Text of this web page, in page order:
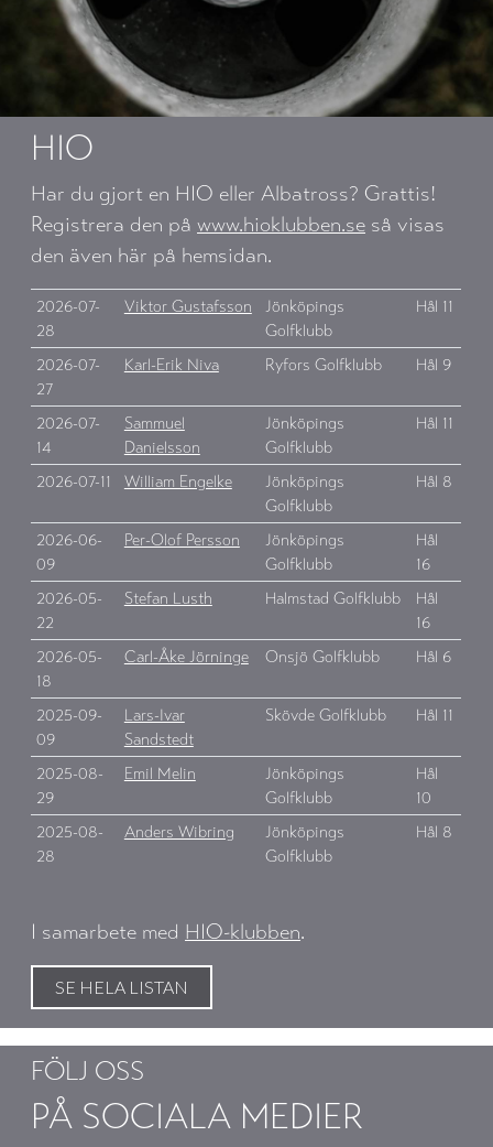
HIO
Har du gjort en HIO eller Albatross? Grattis!
Registrera den påwww.hioklubben.se så visas
den även här på hemsidan.
2026-07-
28
Viktor Gustafsson
Jönköpings
Golfklubb
Hål 11
2026-07-
27
Karl-Erik Niva Ryfors Golfklubb Hål 9
2026-07-
14
Sammuel
Danielsson
Jönköpings
Golfklubb
Hål 11
2026-07-11 William Engelke
Jönköpings
Golfklubb
Hål 8
2026-06-
09
Per-Olof Persson
Jönköpings
Golfklubb
Hål
16
2026-05-
22
Stefan Lusth Halmstad Golfklubb
Hål
16
2026-05-
18
Carl-Åke Jörninge Onsjö Golfklubb Hål 6
2025-09-
09
Lars-Ivar
Sandstedt
Skövde Golfklubb Hål 11
2025-08-
29
Emil Melin
Jönköpings
Golfklubb
Hål
10
2025-08-
28
Anders Wibring
Jönköpings
Golfklubb
Hål 8
I samarbete med HIO-klubben.
SE HELA LISTAN
FÖLJ OSS
PÅ SOCIALA MEDIER